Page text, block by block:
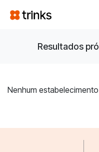
Resultados
Nenhum